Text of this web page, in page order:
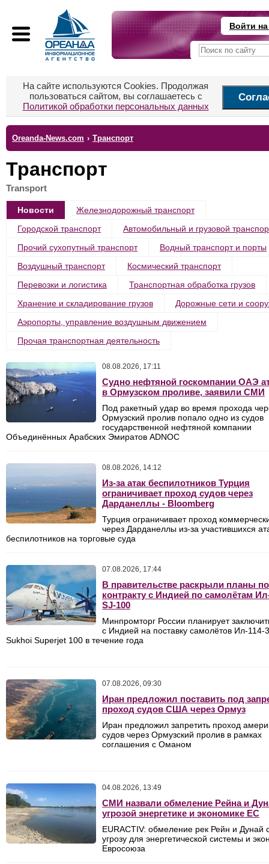
Войти
На сайте используются Cookies. Продолжая
пользоваться сайтом, вы соглашаетесь с
Политикой обработки персональных данных
Oreanda-News.com › Транспорт
Транспорт
Transport
Новости
Железнодорожный транспорт
Городской транспорт
Автомобильный и грузовой
Прочий сухопутный транспорт
Водный транспорт и порты
Воздушный транспорт
Космический транспорт
Перевозки и логистика
Транспортная обработка грузов
Хранение и складирование грузов
Дорожные сети и
Аэропорты, управление воздушным движением
Прочая транспортная деятельность
08.08.2026, 17:11
Судно нефтяной госкомпании ОАЭ
в Ормузском проливе, заявили СМИ
Под ракетный удар во время прохода
Ормузский пролив попало одно из судов
государственной нефтяной компании
Объединённых Арабских Эмиратов ADNOC
08.08.2026, 14:12
Из-за атак беспилотников Турция
ограничивает проход судов через
Дарданеллы - Bloomberg
Турция ограничивает проход
через Дарданеллы из-за участившихся
беспилотников на торговые суда
07.08.2026, 17:44
В правительстве раскрыли планы по
контракту с Индией по самолётам
SJ-100
Минпромторг России планирует
с Индией на поставку самолётов Ил-114-
Sukhoi Superjet 100 в течение года
07.08.2026, 09:30
Иран предложил поставить под
проход судов США через Ормуз
Иран предложил запретить проход
судов через Ормузский пролив в рамках
соглашения с Оманом
04.08.2026, 13:49
СМИ назвали обмеление Рейна и
угрозой энергетике и экономике ЕС
EURACTIV: обмеление рек Рейн и Дунай
угрозу для энергетической системы и
Евросоюза